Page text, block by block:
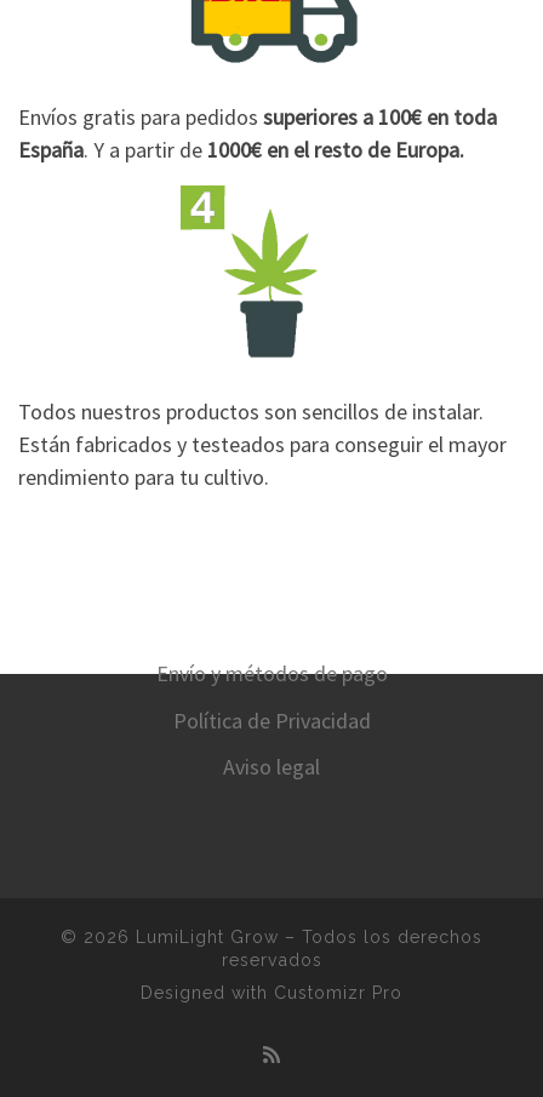
Envíos gratis para pedidos superiores a 100€ en toda
España. Y a partir de 1000€ en el resto de Europa.
Todos nuestros productos son sencillos de instalar.
Están fabricados y testeados para conseguir el mayor
rendimiento para tu cultivo.
Envío y métodos de pago
Política de Privacidad
Aviso legal
© 2026 LumiLight Grow – Todos los derechos
reservados
Designed with Customizr Pro